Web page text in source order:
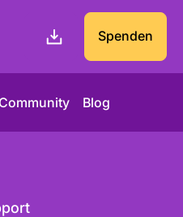
Spenden
Blog